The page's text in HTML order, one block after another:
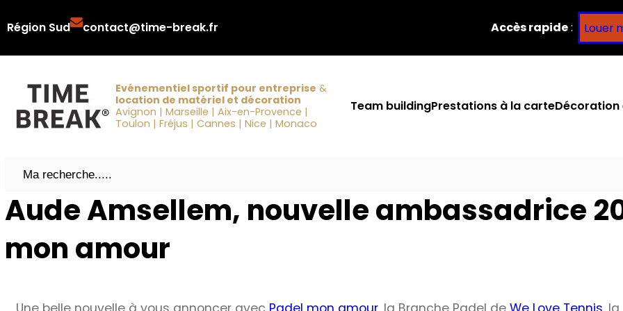
au
contenu
Région Sud contact@time-break.fr Accès rapide: Louer
Evénementiel sportif pour entreprise &
location de matériel et décoration
Avignon | Marseille | Aix-en-Provence |
Toulon | Fréjus | Cannes | Nice | Monaco
Team buildingPrestations à la carteDécoration
Search
Aude Amsellem, nouvelle ambassadrice
mon amour